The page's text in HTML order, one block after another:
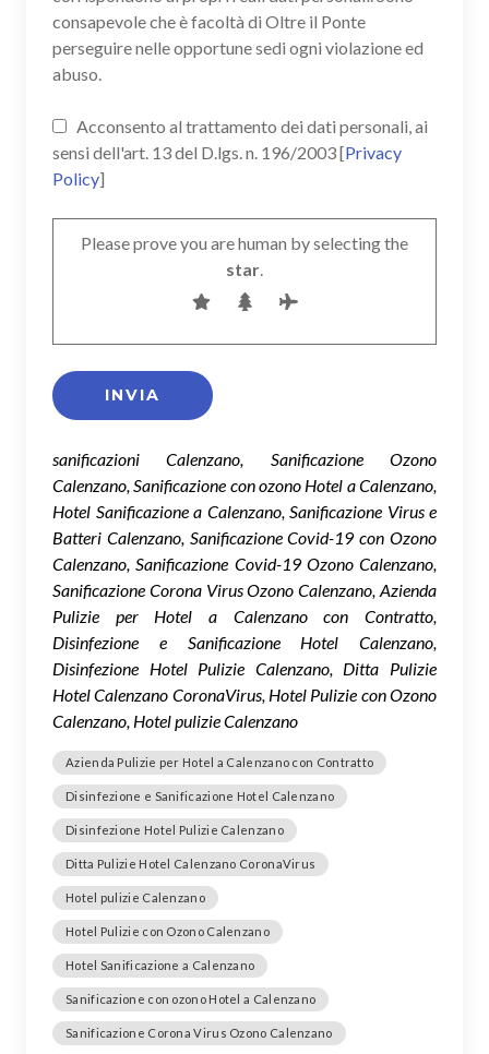
consapevole che è facoltà di Oltre il Ponte
perseguire nelle opportune sedi ogni violazione ed
abuso.
Acconsento al trattamento dei dati personali, ai
sensi dell'art. 13 del D.lgs. n. 196/2003 [Privacy
Policy]
Please prove you are human by selecting the
star.
sanificazioni Calenzano, Sanificazione Ozono
Calenzano, Sanificazione con ozono Hotel a Calenzano,
Hotel Sanificazione a Calenzano, Sanificazione Virus e
Batteri Calenzano, Sanificazione Covid-19 con Ozono
Calenzano, Sanificazione Covid-19 Ozono Calenzano,
Sanificazione Corona Virus Ozono Calenzano, Azienda
Pulizie per Hotel a Calenzano con Contratto,
Disinfezione e Sanificazione Hotel Calenzano,
Disinfezione Hotel Pulizie Calenzano, Ditta Pulizie
Hotel Calenzano CoronaVirus, Hotel Pulizie con Ozono
Calenzano, Hotel pulizie Calenzano
Azienda Pulizie per Hotel a Calenzano con Contratto
Disinfezione e Sanificazione Hotel Calenzano
Disinfezione Hotel Pulizie Calenzano
Ditta Pulizie Hotel Calenzano CoronaVirus
Hotel pulizie Calenzano
Hotel Pulizie con Ozono Calenzano
Hotel Sanificazione a Calenzano
Sanificazione con ozono Hotel a Calenzano
Sanificazione Corona Virus Ozono Calenzano